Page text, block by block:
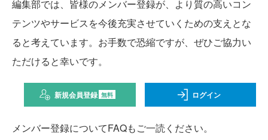
編集部では、皆様のメンバー登録が、より質の高いコン
テンツやサービスを今後充実させていくための支えとな
ると考えています。お手数で恐縮ですが、ぜひご協力い
ただけると幸いです。
新規会員登録 無料 ログイン
メンバー登録についてFAQもご一読ください。